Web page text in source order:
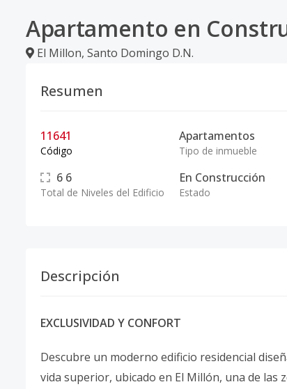
Apartamento en
El Millon, Santo Domingo D.N.
Resumen
11641
Código
Apartamentos
Tipo de inmueble
6 6
Total de Niveles del Edificio
En Construcción
Estado
Descripción
EXCLUSIVIDAD Y CONFORT
Descubre un moderno edificio residencial
vida superior, ubicado en El Millón, una de las